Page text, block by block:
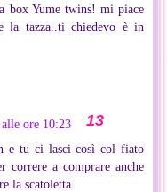
box Yume twins! mi piace
la tazza..ti chiedevo è in
ore 10:23
e tu ci lasci così col fiato
correre a comprare anche
la scatoletta